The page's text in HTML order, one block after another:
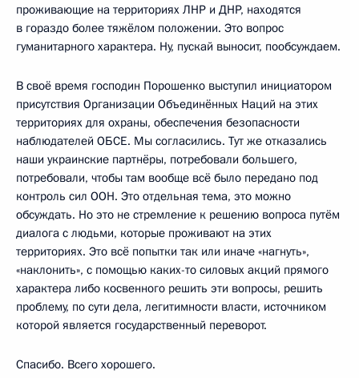
проживающие на территориях ЛНР и ДНР, находятся
в гораздо более тяжёлом положении. Это вопрос
гуманитарного характера. Ну, пускай выносит, пообсуждаем.
В своё время господин Порошенко выступил инициатором
присутствия Организации Объединённых Наций на этих
территориях для охраны, обеспечения безопасности
наблюдателей ОБСЕ. Мы согласились. Тут же отказались
наши украинские партнёры, потребовали большего,
потребовали, чтобы там вообще всё было передано под
контроль сил ООН. Это отдельная тема, это можно
обсуждать. Но это не стремление к решению вопроса путём
диалога с людьми, которые проживают на этих
территориях. Это всё попытки так или иначе «нагнуть»,
«наклонить», с помощью каких-то силовых акций прямого
характера либо косвенного решить эти вопросы, решить
проблему, по сути дела, легитимности власти, источником
которой является государственный переворот.
Спасибо. Всего хорошего.